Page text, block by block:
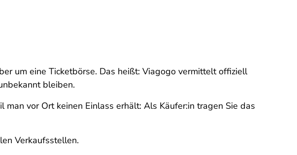
um eine Ticketbörse. Das heißt: Viagogo vermittelt offiziell
bleiben.
vor Ort keinen Einlass erhält: Als Käufer:in tragen Sie das
Verkaufsstellen.